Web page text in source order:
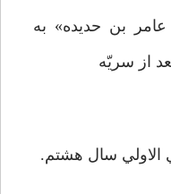
بن حديده» به
از سريّه